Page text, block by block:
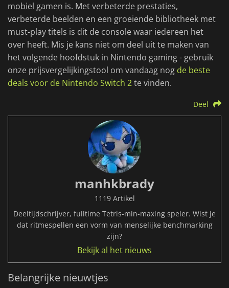
mobiel gamen is. Met verbeterde prestaties,
verbeterde beelden en een groeiende bibliotheek met
must-play titels is dit de console waar iedereen het
over heeft. Mis je kans niet om deel uit te maken van
het volgende hoofdstuk in Nintendo gaming - gebruik
onze prijsvergelijkingstool om vandaag nog de beste
deals voor de Nintendo Switch 2te vinden.
Deel
manhkbrady
1119 Artikel
Deeltijdschrijver, fulltime Tetris-min-maxing speler. Wist je
dat ritmespellen een vorm van menselijke benchmarking
zijn?
Bekijk al het nieuws
Belangrijke nieuwtjes